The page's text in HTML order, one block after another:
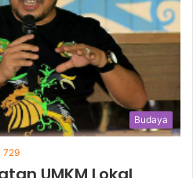
Budaya
729